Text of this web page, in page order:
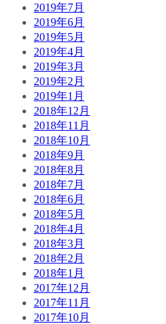
2019年7月
2019年6月
2019年5月
2019年4月
2019年3月
2019年2月
2019年1月
2018年12月
2018年11月
2018年10月
2018年9月
2018年8月
2018年7月
2018年6月
2018年5月
2018年4月
2018年3月
2018年2月
2018年1月
2017年12月
2017年11月
2017年10月